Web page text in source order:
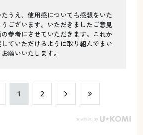
うえ、使用感についても感想をいた
ございます。いただきましたご意見
参考にさせていただきます。これか
ていただけるように取り組んでまい
願いいたします。
​1 ​2